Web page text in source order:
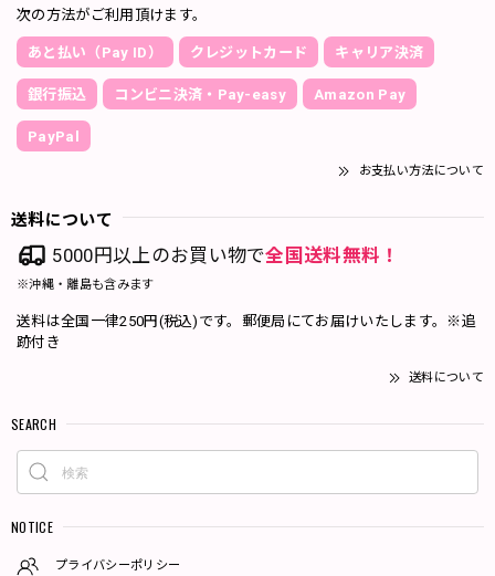
次の方法がご利用頂けます。
あと払い（Pay ID） クレジットカード キャリア決済
銀行振込 コンビニ決済・Pay-easy Amazon Pay
PayPal
お支払い方法について
送料について
5000円以上のお買い物で全国送料無料！
※沖縄・離島も含みます
送料は全国一律250円(税込)です。郵便局にてお届けいたします。※追
跡付き
送料について
SEARCH
NOTICE
プライバシーポリシー